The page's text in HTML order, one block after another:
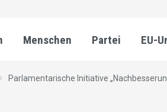
Menschen Partei EU-
Parlamentarische Initiative